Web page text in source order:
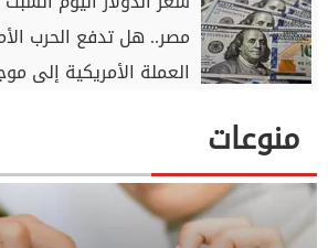
مصر.. هل تدفع الحرب
العملة الأمريكية إلى
منوعات